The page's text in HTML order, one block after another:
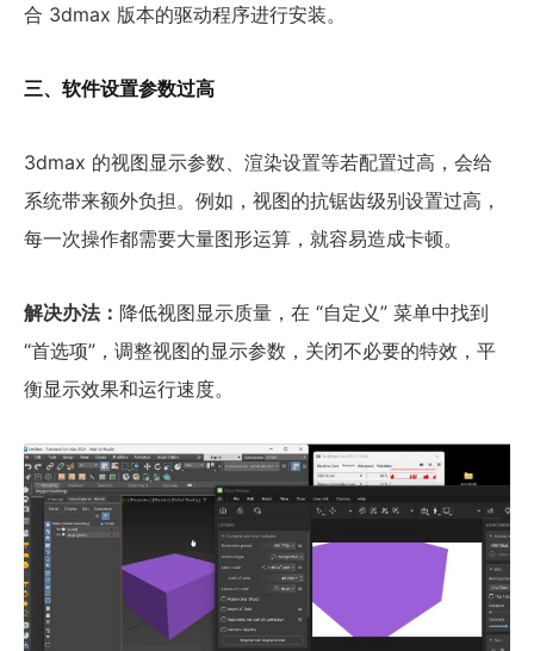
合 3dmax 版本的驱动程序进行安装。
三、软件设置参数过高
3dmax 的视图显示参数、渲染设置等若配置过高，会给
系统带来额外负担。例如，视图的抗锯齿级别设置过高，
每一次操作都需要大量图形运算，就容易造成卡顿。
解决办法： 降低视图显示质量，在 “自定义” 菜单中找到
“首选项”，调整视图的显示参数，关闭不必要的特效，平
衡显示效果和运行速度。